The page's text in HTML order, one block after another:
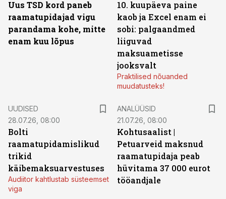
Uus TSD kord paneb
raamatupidajad vigu
parandama kohe, mitte
enam kuu lõpus
10. kuupäeva paine
kaob ja Excel enam ei
sobi: palgaandmed
liiguvad
maksuametisse
jooksvalt
Praktilised nõuanded
muudatusteks!
UUDISED
28.07.26, 08:00
Bolti
raamatupidamislikud
trikid
käibemaksuarvestuses
Audiitor kahtlustab süsteemset
viga
ANALÜÜSID
21.07.26, 08:00
Kohtusaalist |
Petuarveid maksnud
raamatupidaja peab
hüvitama 37 000 eurot
tööandjale